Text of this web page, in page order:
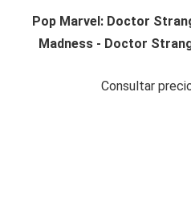
Pop Marvel: Doctor
Madness - Doctor
Consultar